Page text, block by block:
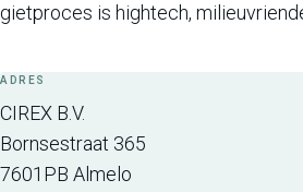
gietproces is hightech,
ADRES
CIREX B.V.
Bornsestraat 365
7601PB Almelo